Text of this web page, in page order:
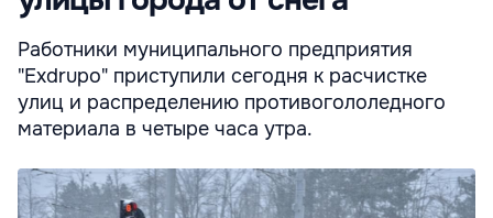
Работники муниципального предприятия
"Exdrupo" приступили сегодня к расчистке
улиц и распределению противогололедного
материала в четыре часа утра.